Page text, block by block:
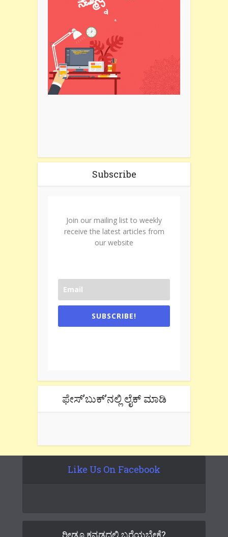
Subscribe
Join our mailing list to weekly
receive the latest articles from
our website
SUBSCRIBE!
ಫೇಸ್’ಬುಕ್’ನಲ್ಲಿ ಲೈಕ್ ಮಾಡಿ
Like Us On Facebook
ರೀಡೂ ಕನ್ನಡದಲ್ಲಿ ಬರೆಯಬೇಕೆ?